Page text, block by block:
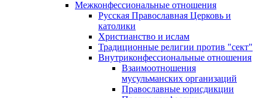
Межконфессиональные отношения
Русская Православная Церковь и
католики
Христианство и ислам
Традиционные религии против "сект"
Внутриконфессиональные отношения
Взаимоотношения
мусульманских организаций
Православные юрисдикции